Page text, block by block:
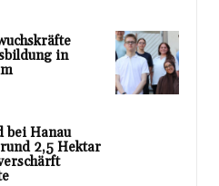
in
bei Hanau
2,5 Hektar